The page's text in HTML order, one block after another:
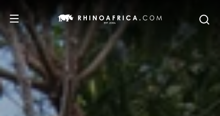
REISEZIELE
REISEIDEEN